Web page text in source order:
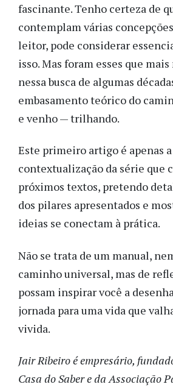
fascinante. Tenho certeza de
contemplam várias
leitor, pode considerar
isso. Mas foram esses que
nessa busca de algumas
embasamento teórico do
e venho — trilhando.
Este primeiro artigo é apenas a
contextualização da série que
próximos textos, pretendo
dos pilares apresentados e
ideias se conectam à prática.
Não se trata de um manual,
caminho universal, mas de
possam inspirar você a
jornada para uma vida que
vivida.
Jair Ribeiro é empresário,
Casa do Saber e da Associação